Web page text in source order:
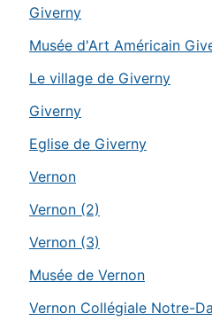
Giverny
Musée d'Art Américain
Le village de Giverny
Giverny
Eglise de Giverny
Vernon
Vernon (2)
Vernon (3)
Musée de Vernon
Vernon Collégiale Notre-